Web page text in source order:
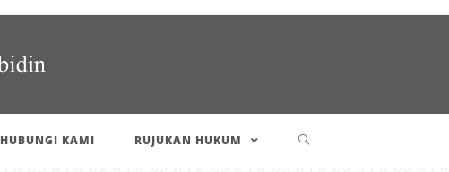
HUBUNGI KAMI RUJUKAN HUKUM